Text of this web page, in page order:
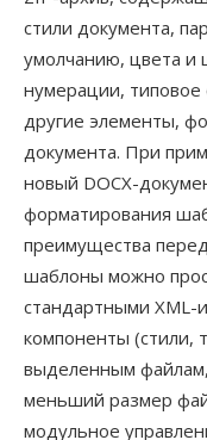
стили документа,
умолчанию, цвета
нумерации,
другие элементы,
документа. При
новый DOCX-
форматирования
преимущества
шаблоны можно
стандартными XML-
компоненты (стили,
выделенным
меньший размер
модульное